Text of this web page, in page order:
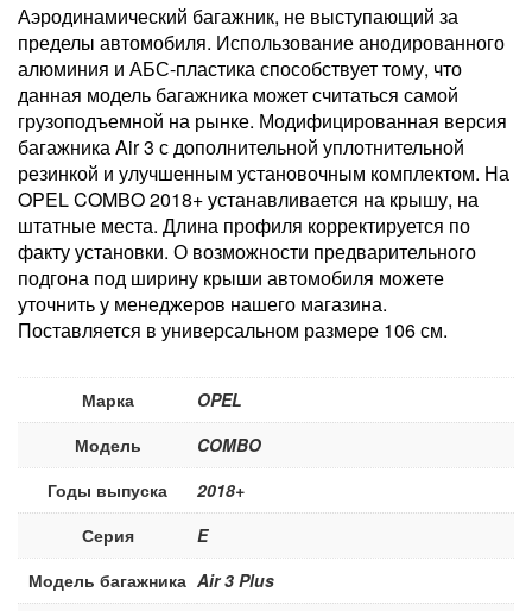
Аэродинамический багажник, не выступающий за
пределы автомобиля. Использование анодированного
алюминия и АБС-пластика способствует тому, что
данная модель багажника может считаться самой
грузоподъемной на рынке. Модифицированная версия
багажника Air 3 с дополнительной уплотнительной
резинкой и улучшенным установочным комплектом. На
OPEL COMBO 2018+ устанавливается на крышу, на
штатные места. Длина профиля корректируется по
факту установки. О возможности предварительного
подгона под ширину крыши автомобиля можете
уточнить у менеджеров нашего магазина.
Поставляется в универсальном размере 106 см.
Марка
OPEL
Модель
COMBO
Годы выпуска
2018+
Серия
E
Модель багажника Air 3 Plus